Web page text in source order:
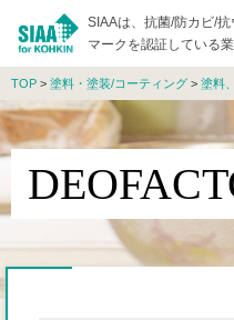
SIAAは、抗菌/防カビ/
マークを認証している業
TOP > 塗料・塗装/コーティング > 塗料